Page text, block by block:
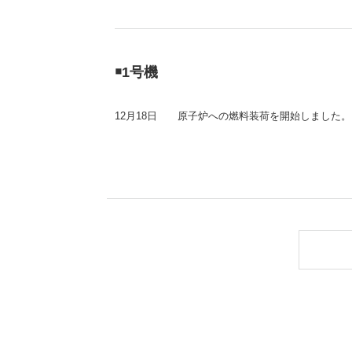
￭1号機
12月18日 原子炉への燃料装荷を開始しました。